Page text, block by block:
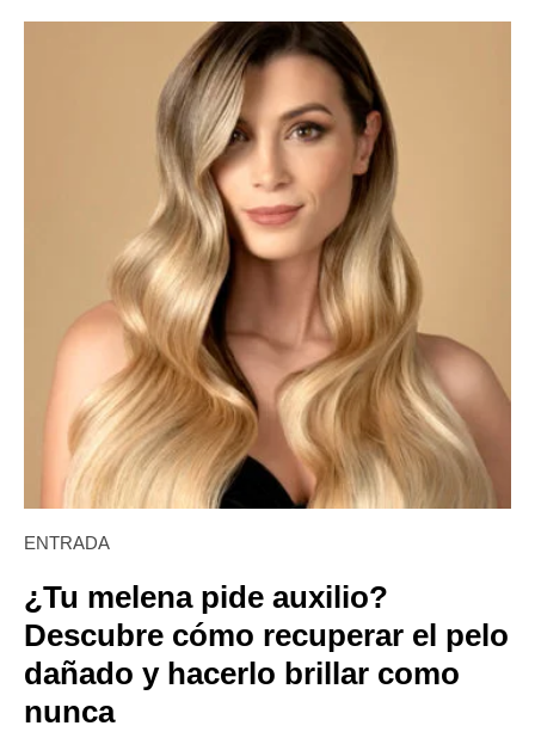
ENTRADA
¿Tu melena pide auxilio?
Descubre cómo recuperar el pelo
dañado y hacerlo brillar como
nunca